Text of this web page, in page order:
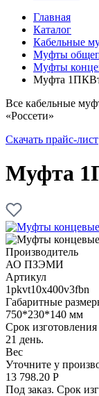
Главная
Каталог
Кабельные
Муфты
Муфты
Муфта
Все кабельные
«Россети»
Скачать прайс-лист
Муфта
Производитель
АО ПЗЭМИ
Артикул
1pkvt10x400v3fbn
Габаритные
750*230*140 мм
Срок изготовления
21 день.
Вес
Уточните у
13 798.20 Р
Под заказ. Срок